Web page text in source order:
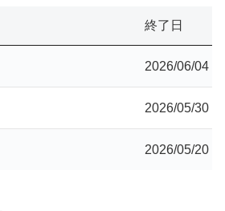
終了日
2026/06/04
2026/05/30
2026/05/20